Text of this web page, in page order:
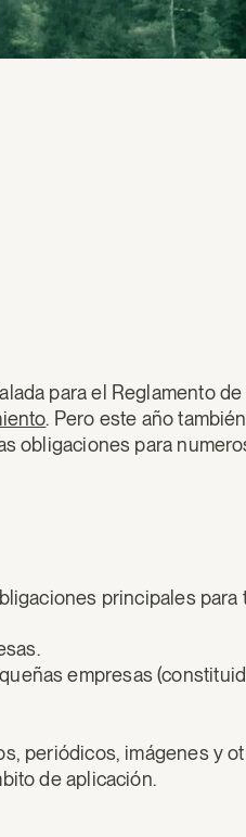
para el Reglamento
. Pero este año
obligaciones para
principales para
empresas
periódicos, imágenes y
de aplicación.